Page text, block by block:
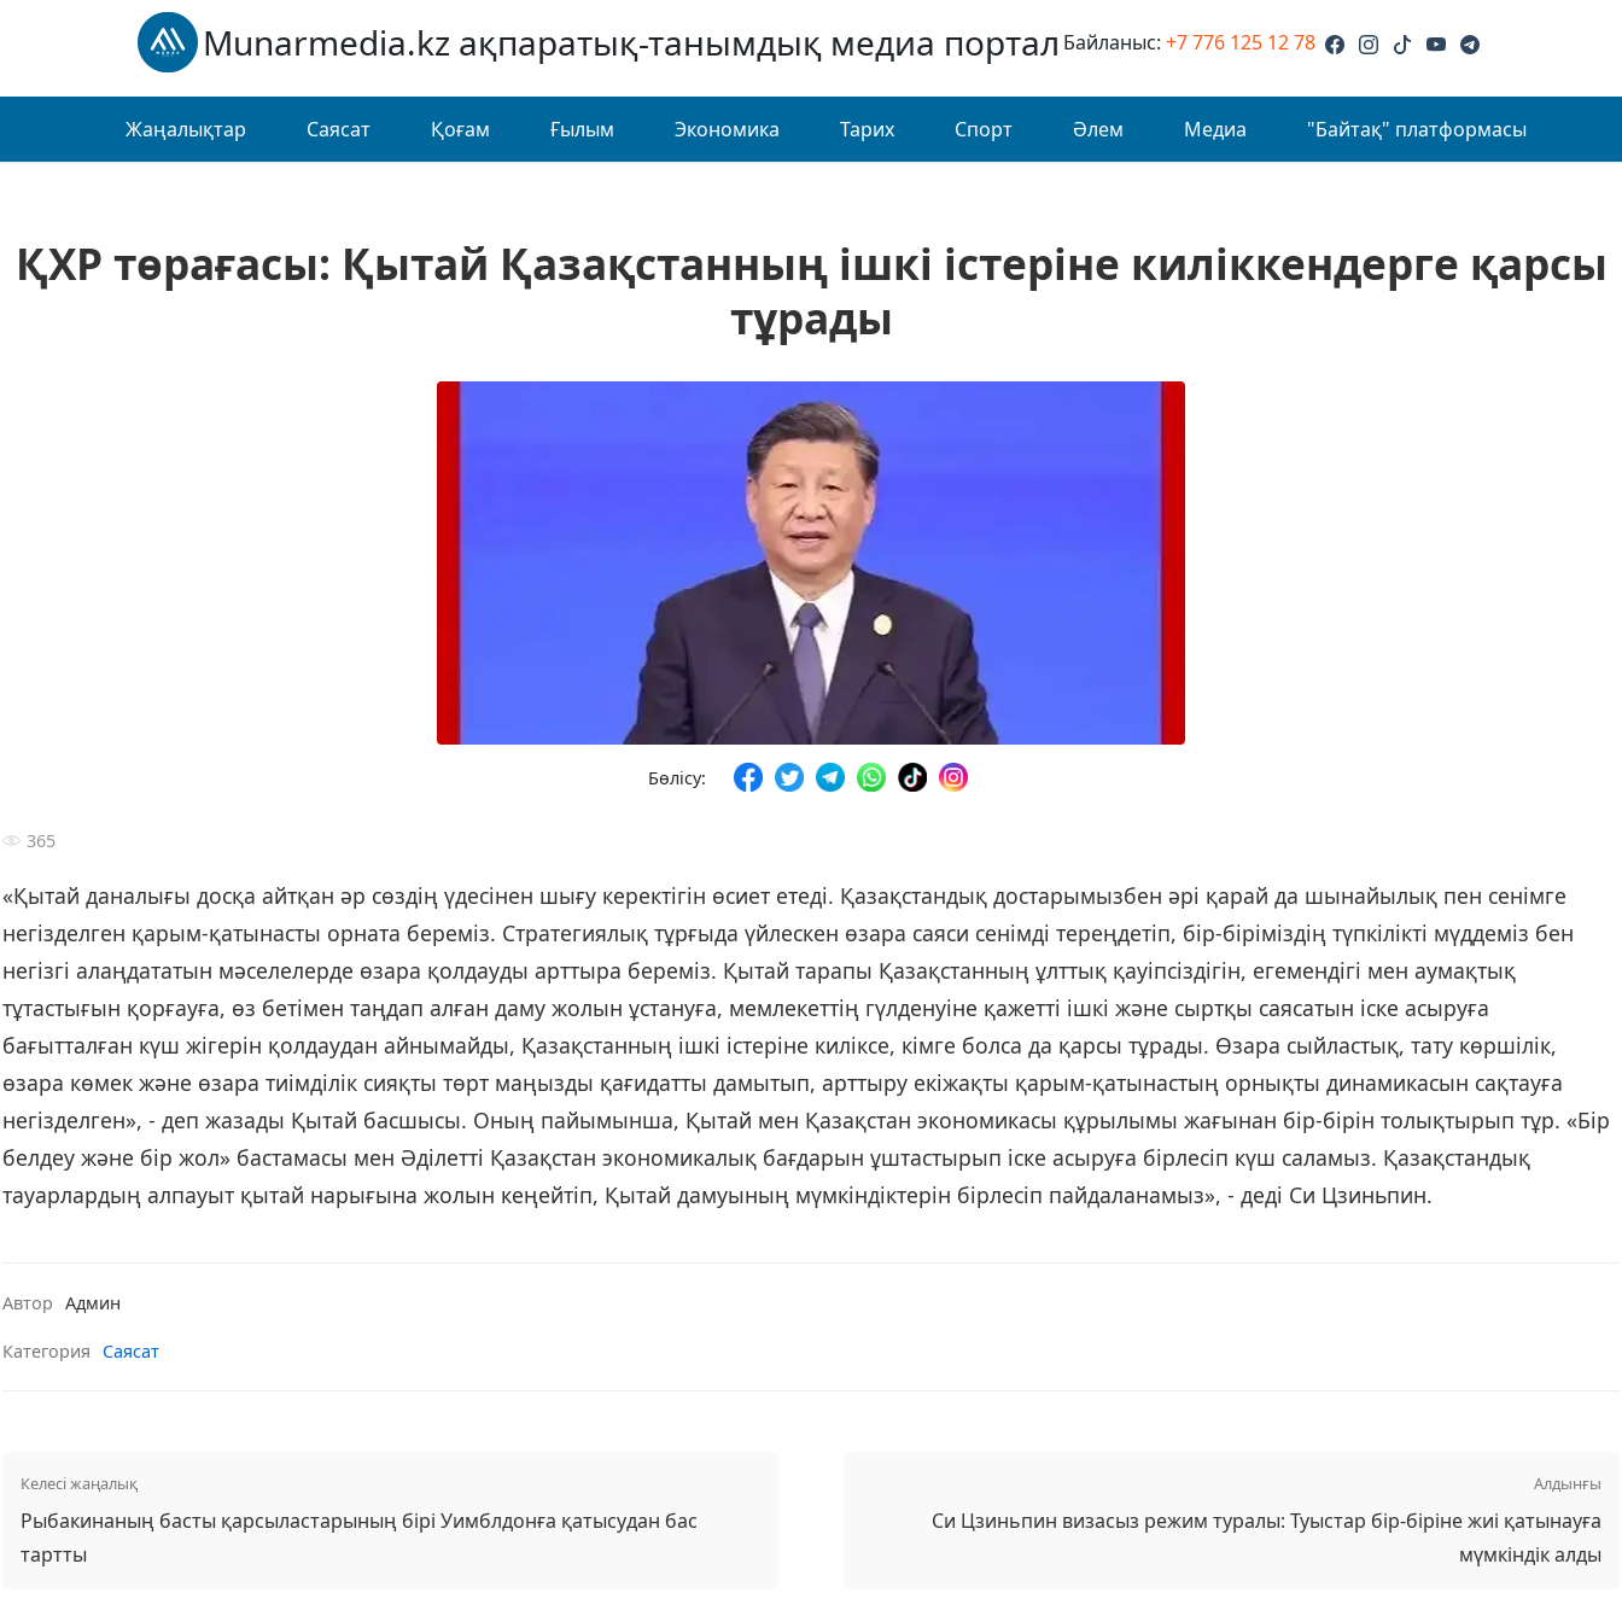
Munarmedia.kz ақпаратық-танымдық медиа портал Байланыс:+7 776 125 12 78
Жаңалықтар Саясат Қоғам Ғылым Экономика Тарих Спорт Әлем Медиа "Байтақ" платформасы
ҚХР төрағасы: Қытай Қазақстанның ішкі істеріне киліккендерге қарсы
тұрады
Бөлісу:
365
«Қытай даналығы досқа айтқан әр сөздің үдесінен шығу керектігін өсиет етеді. Қазақстандық достарымызбен әрі қарай да шынайылық пен сенімге
негізделген қарым-қатынасты орната береміз. Стратегиялық тұрғыда үйлескен өзара саяси сенімді тереңдетіп, бір-біріміздің түпкілікті мүддеміз бен
негізгі алаңдататын мәселелерде өзара қолдауды арттыра береміз. Қытай тарапы Қазақстанның ұлттық қауіпсіздігін, егемендігі мен аумақтық
тұтастығын қорғауға, өз бетімен таңдап алған даму жолын ұстануға, мемлекеттің гүлденуіне қажетті ішкі және сыртқы саясатын іске асыруға
бағытталған күш жігерін қолдаудан айнымайды, Қазақстанның ішкі істеріне киліксе, кімге болса да қарсы тұрады. Өзара сыйластық, тату көршілік,
өзара көмек және өзара тиімділік сияқты төрт маңызды қағидатты дамытып, арттыру екіжақты қарым-қатынастың орнықты динамикасын сақтауға
негізделген», - деп жазады Қытай басшысы. Оның пайымынша, Қытай мен Қазақстан экономикасы құрылымы жағынан бір-бірін толықтырып тұр. «Бір
белдеу және бір жол» бастамасы мен Әділетті Қазақстан экономикалық бағдарын ұштастырып іске асыруға бірлесіп күш саламыз. Қазақстандық
тауарлардың алпауыт қытай нарығына жолын кеңейтіп, Қытай дамуының мүмкіндіктерін бірлесіп пайдаланамыз», - деді Си Цзиньпин.
Автор Админ
Категория Саясат
Келесі жаңалық
Рыбакинаның басты қарсыластарының бірі Уимблдонға қатысудан бас
тартты
Алдынғы
Си Цзиньпин визасыз режим туралы: Туыстар бір-біріне жиі қатынауға
мүмкіндік алды